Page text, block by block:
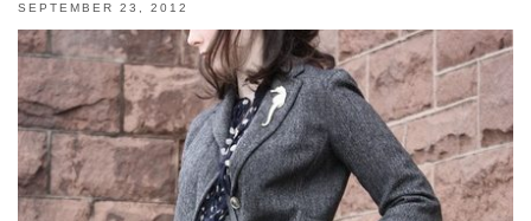
SEPTEMBER 23, 2012